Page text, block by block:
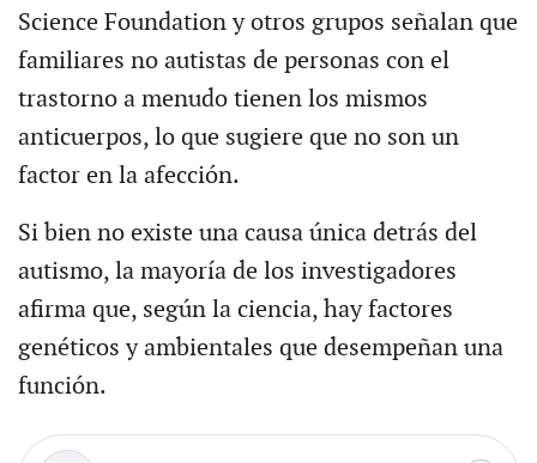
Science Foundation y otros grupos señalan que
familiares no autistas de personas con el
trastorno a menudo tienen los mismos
anticuerpos, lo que sugiere que no son un
factor en la afección.
Si bien no existe una causa única detrás del
autismo, la mayoría de los investigadores
afirma que, según la ciencia, hay factores
genéticos y ambientales que desempeñan una
función.